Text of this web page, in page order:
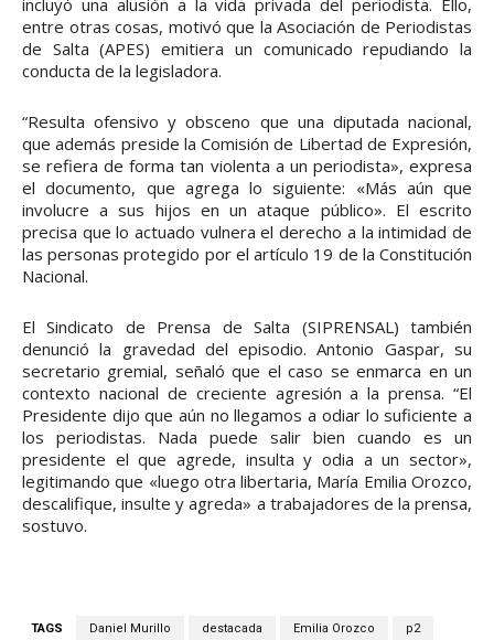
incluyó una alusión a la vida privada del periodista. Ello,
entre otras cosas, motivó que la Asociación de Periodistas
de Salta (APES) emitiera un comunicado repudiando la
conducta de la legisladora.
“Resulta ofensivo y obsceno que una diputada nacional,
que además preside la Comisión de Libertad de Expresión,
se refiera de forma tan violenta a un periodista», expresa
el documento, que agrega lo siguiente: «Más aún que
involucre a sus hijos en un ataque público». El escrito
precisa que lo actuado vulnera el derecho a la intimidad de
las personas protegido por el artículo 19 de la Constitución
Nacional.
El Sindicato de Prensa de Salta (SIPRENSAL) también
denunció la gravedad del episodio. Antonio Gaspar, su
secretario gremial, señaló que el caso se enmarca en un
contexto nacional de creciente agresión a la prensa. “El
Presidente dijo que aún no llegamos a odiar lo suficiente a
los periodistas. Nada puede salir bien cuando es un
presidente el que agrede, insulta y odia a un sector»,
legitimando que «luego otra libertaria, María Emilia Orozco,
descalifique, insulte y agreda» a trabajadores de la prensa,
sostuvo.
TAGS Daniel Murillo destacada Emilia Orozco p2